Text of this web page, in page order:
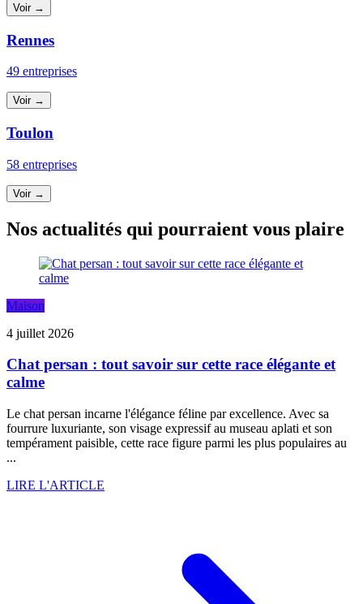
Voir →
Rennes
49 entreprises
Voir →
Toulon
58 entreprises
Voir →
Nos actualités qui pourraient vous plaire
Maison
4 juillet 2026
Chat persan : tout savoir sur cette race élégante et
calme
Le chat persan incarne l'élégance féline par excellence. Avec sa
fourrure luxuriante, son visage expressif au museau aplati et son
tempérament paisible, cette race figure parmi les plus populaires au
...
LIRE L'ARTICLE